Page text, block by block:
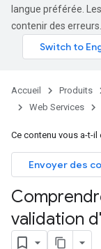
langue préférée.
contenir des erreurs.
Accueil Produits
Web Services
Ce contenu vous a-t-il
Envoyer des
validation